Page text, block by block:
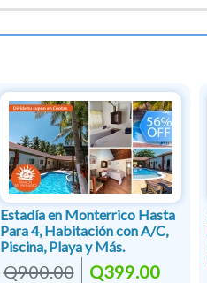
Estadía en Monterrico Hasta
Para 4, Habitación con A/C,
Piscina, Playa y Más.
Q900.00 Q399.00